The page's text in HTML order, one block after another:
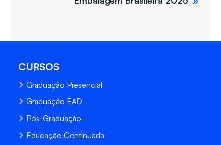
CURSOS
Graduação Presencial
Graduação EAD
Pós-Graduação
Educação Continuada